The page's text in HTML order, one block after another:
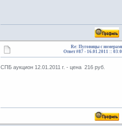
Re: Пуговицы с
Ответ #87 - 16.01.2011 ::
СПБ аукцион 12.01.2011 г. - цена 216 руб.